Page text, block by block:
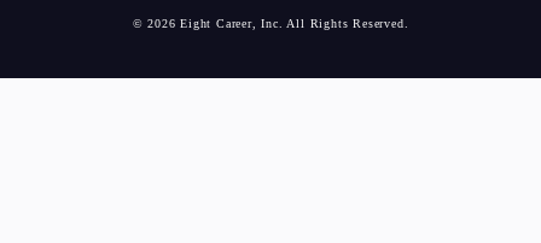
© 2026 Eight Career, Inc. All Rights Reserved.